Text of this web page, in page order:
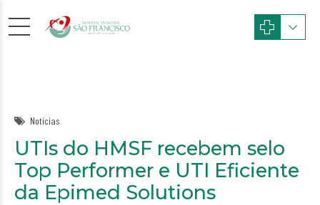
Notícias
UTIs do HMSF recebem selo
Top Performer e UTI Eficiente
da Epimed Solutions